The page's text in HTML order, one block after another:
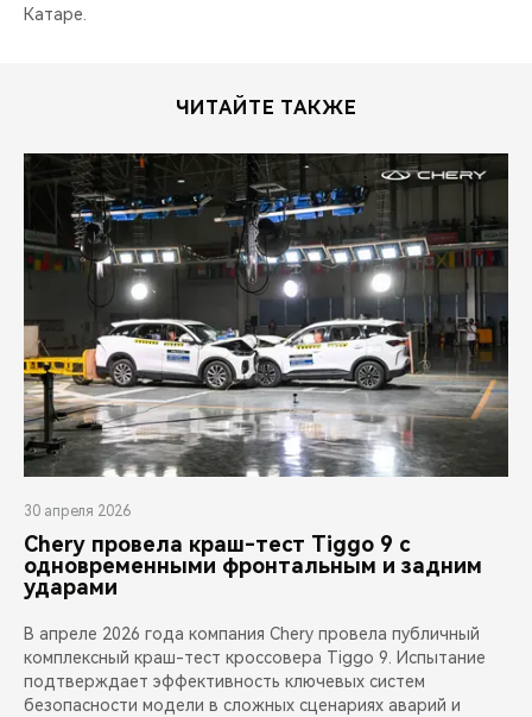
Катаре.
ЧИТАЙТЕ ТАКЖЕ
30 апреля 2026
Chery провела краш-тест Tiggo 9 с
одновременными фронтальным и задним
ударами
В апреле 2026 года компания Chery провела публичный
комплексный краш-тест кроссовера Tiggo 9. Испытание
подтверждает эффективность ключевых систем
безопасности модели в сложных сценариях аварий и